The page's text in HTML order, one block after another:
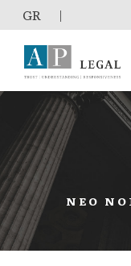
GR |
ΝΈΟ